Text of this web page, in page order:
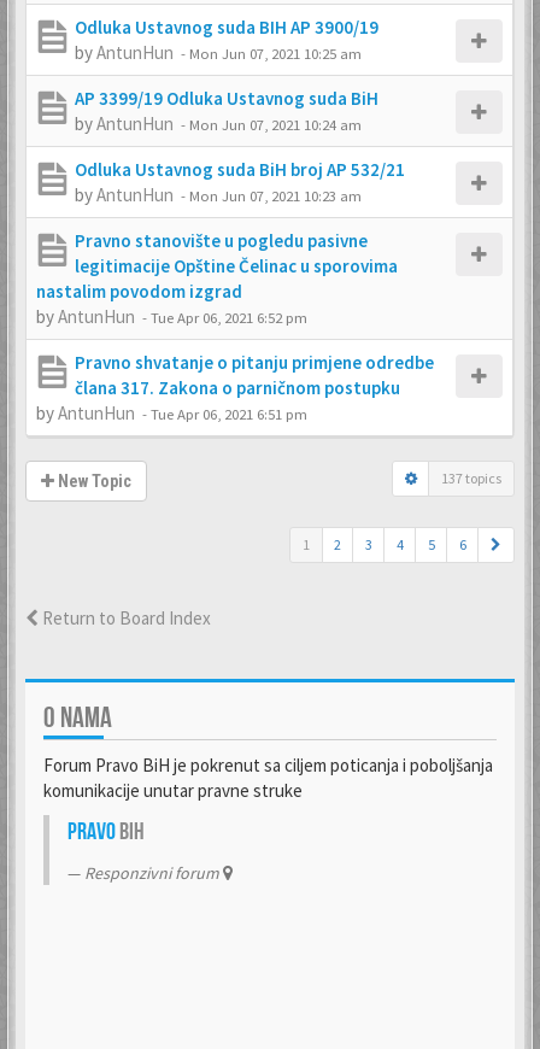
Odluka Ustavnog suda BIH AP 3900/19
byAntunHun - Mon Jun 07, 2021 10:25 am
AP 3399/19 Odluka Ustavnog suda BiH
byAntunHun - Mon Jun 07, 2021 10:24 am
Odluka Ustavnog suda BiH broj AP 532/21
byAntunHun - Mon Jun 07, 2021 10:23 am
Pravno stanovište u pogledu pasivne
legitimacije Opštine Čelinac u sporovima
nastalim povodom izgrad
byAntunHun -Tue Apr 06, 2021 6:52 pm
Pravno shvatanje o pitanju primjene odredbe
člana 317. Zakona o parničnom postupku
byAntunHun -Tue Apr 06, 2021 6:51 pm
New Topic 137 topics
1 2 3 4 5 6
Return to Board Index
O NAMA
Forum Pravo BiH je pokrenut sa ciljem poticanja i poboljšanja
komunikacije unutar pravne struke
PravoBiH
Responzivni forum